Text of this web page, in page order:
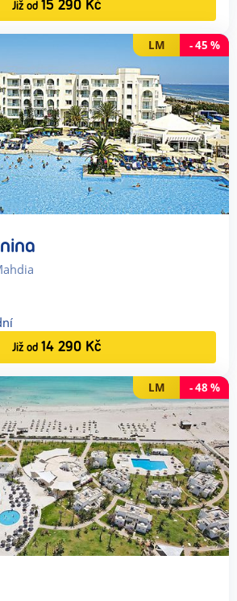
Již od 15 290 Kč
LM -45 %
Již od 14 290 Kč
LM -48 %